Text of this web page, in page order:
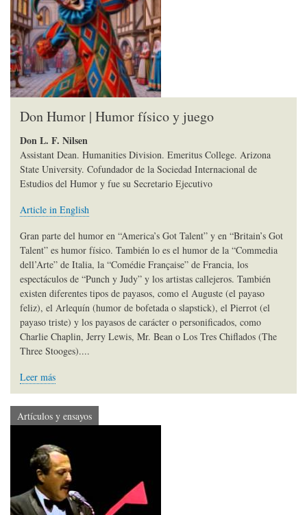
Don Humor | Humor físico y juego
Don L. F. Nilsen
Assistant Dean. Humanities Division. Emeritus College. Arizona
State University. Cofundador de la Sociedad Internacional de
Estudios del Humor y fue su Secretario Ejecutivo
Article in English
Gran parte del humor en “America’s Got Talent” y en “Britain’s Got
Talent” es humor físico. También lo es el humor de la “Commedia
dell’Arte” de Italia, la “Comédie Française” de Francia, los
espectáculos de “Punch y Judy” y los artistas callejeros. También
existen diferentes tipos de payasos, como el Auguste (el payaso
feliz), el Arlequín (humor de bofetada o slapstick), el Pierrot (el
payaso triste) y los payasos de carácter o personificados, como
Charlie Chaplin, Jerry Lewis, Mr. Bean o Los Tres Chiflados (The
Three Stooges)....
Leer más
Artículos y ensayos